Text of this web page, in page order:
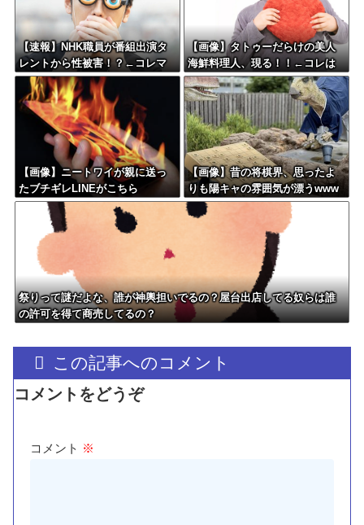
【速報】NHK職員が番組出演タ
レントから性被害！？←コレマ
ジならヤバくねーか？
【画像】タトゥーだらけの美人
海鮮料理人、現る！！←コレは
セクシー過ぎてワイらにブッ刺
さりまくりw w w w w w w w w
【画像】ニートワイが親に送っ
たブチギレLINEがこちら
【画像】昔の将棋界、思ったよ
りも陽キャの雰囲気が漂うwww
wwww
祭りって謎だよな、誰が神輿担いでるの？屋台出店してる奴らは誰
の許可を得て商売してるの？
この記事へのコメント
コメントをどうぞ
コメント ※